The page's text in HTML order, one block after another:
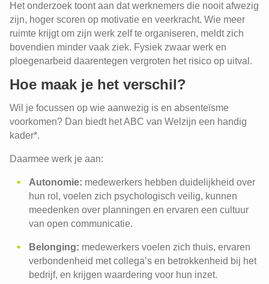
Het onderzoek toont aan dat werknemers die nooit afwezig
zijn, hoger scoren op motivatie en veerkracht. Wie meer
ruimte krijgt om zijn werk zelf te organiseren, meldt zich
bovendien minder vaak ziek. Fysiek zwaar werk en
ploegenarbeid daarentegen vergroten het risico op uitval.
Hoe maak je het verschil?
Wil je focussen op wie aanwezig is en absenteïsme
voorkomen? Dan biedt het ABC van Welzijn een handig
kader*.
Daarmee werk je aan:
Autonomie: medewerkers hebben duidelijkheid over
hun rol, voelen zich psychologisch veilig, kunnen
meedenken over planningen en ervaren een cultuur
van open communicatie.
Belonging: medewerkers voelen zich thuis, ervaren
verbondenheid met collega’s en betrokkenheid bij het
bedrijf, en krijgen waardering voor hun inzet.